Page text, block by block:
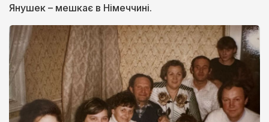
Янушек – мешкає в Німеччині.